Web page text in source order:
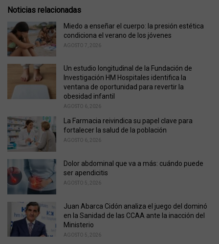
e
r
e
Noticias relacionadas
Miedo a enseñar el cuerpo: la presión estética
condiciona el verano de los jóvenes
AGOSTO 7, 2026
Un estudio longitudinal de la Fundación de
Investigación HM Hospitales identifica la
ventana de oportunidad para revertir la
obesidad infantil
AGOSTO 6, 2026
La Farmacia reivindica su papel clave para
fortalecer la salud de la población
AGOSTO 6, 2026
Dolor abdominal que va a más: cuándo puede
ser apendicitis
AGOSTO 5, 2026
Juan Abarca Cidón analiza el juego del dominó
en la Sanidad de las CCAA ante la inacción del
Ministerio
AGOSTO 5, 2026